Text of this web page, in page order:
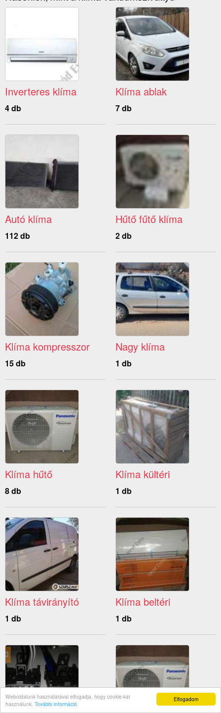
Elfogadom
Weboldalunk használatával elfogadja, hogy cookie-kat
használunk. További információ
Inverteres klíma
4 db
Klíma ablak
7 db
Autó klíma
112 db
Hűtő fűtő klíma
2 db
Klíma kompresszor
15 db
Nagy klíma
1 db
Klíma hűtő
8 db
Klíma kültéri
1 db
Klíma távirányító
1 db
Klíma beltéri
1 db